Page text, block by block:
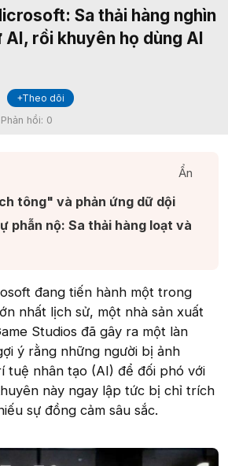
Sa thải hàng nghìn
rồi khuyên họ dùng AI
+Theo dõi
Phản hồi: 0
Ẩn
tông" và phản ứng dữ dội​
phẫn nộ: Sa thải hàng loạt và
đang tiến hành một trong
nhất lịch sử, một nhà sản xuất
Studios đã gây ra một làn
ý rằng những người bị ảnh
tuệ nhân tạo (AI) để đối phó với
này ngay lập tức bị chỉ trích
sự đồng cảm sâu sắc.